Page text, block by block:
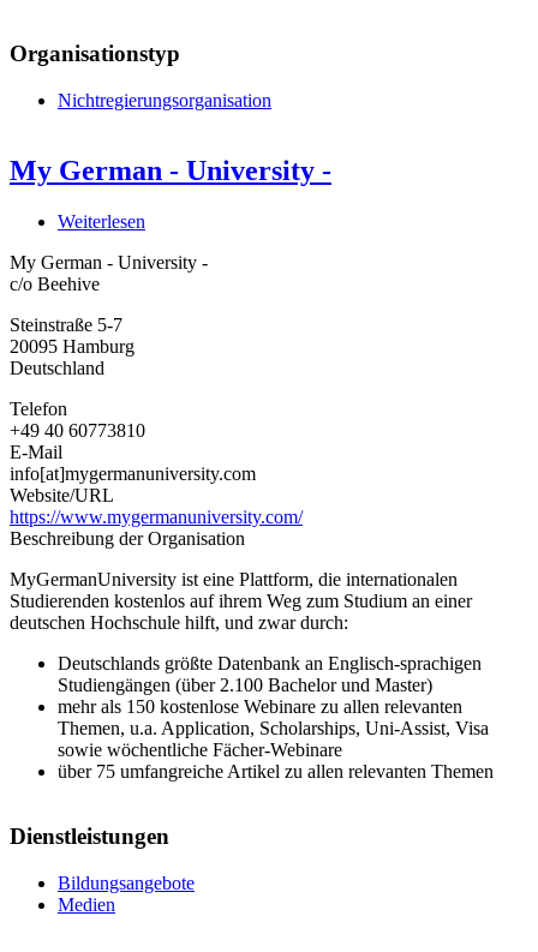
Organisationstyp
Nichtregierungsorganisation
My German - University -
Weiterlesen
German
My German - University -
c/o Beehive
Steinstraße 5-7
20095 Hamburg
Deutschland
Telefon
+49 40 60773810
E-Mail
info[at]mygermanuniversity.com
Website/URL
https://www.mygermanuniversity.com/
Beschreibung der Organisation
MyGermanUniversity ist eine Plattform, die internationalen
Studierenden kostenlos auf ihrem Weg zum Studium an einer
deutschen Hochschule hilft, und zwar durch:
Deutschlands größte Datenbank an Englisch-sprachigen
Studiengängen (über 2.100 Bachelor und Master)
mehr als 150 kostenlose Webinare zu allen relevanten
Themen, u.a. Application, Scholarships, Uni-Assist, Visa
sowie wöchentliche Fächer-Webinare
über 75 umfangreiche Artikel zu allen relevanten Themen
Dienstleistungen
Bildungsangebote
Medien